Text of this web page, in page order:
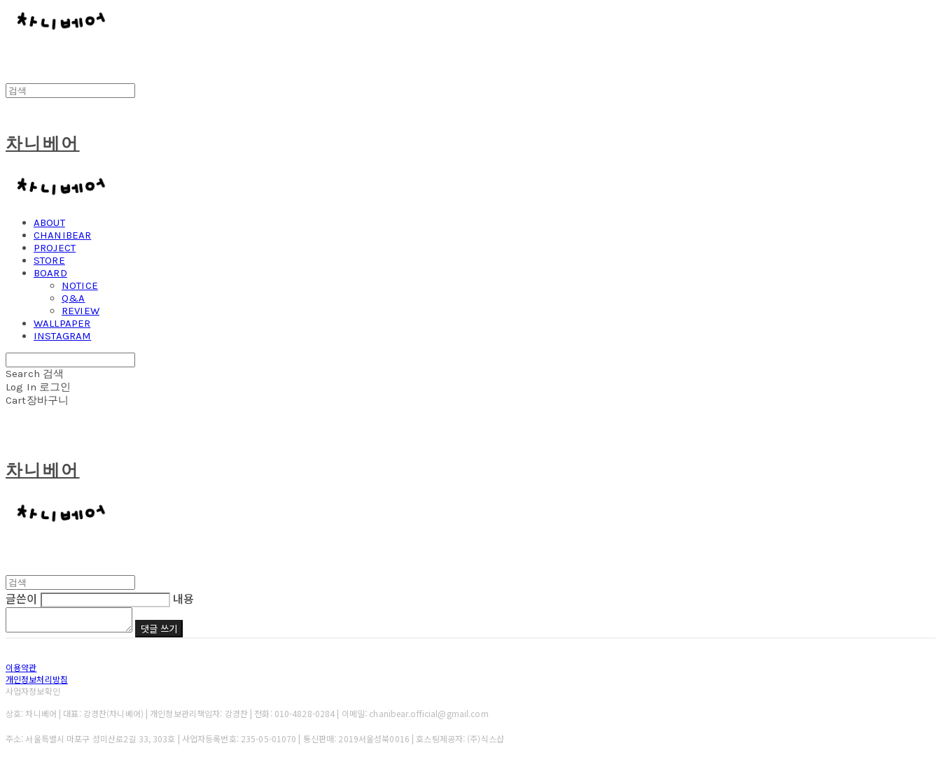
차니베어
ABOUT
CHANIBEAR
PROJECT
STORE
BOARD
NOTICE
Q&A
REVIEW
WALLPAPER
INSTAGRAM
Search 검색
Log In 로그인
Cart장바구니
차니베어
글쓴이 내용
댓글 쓰기
이용약관
개인정보처리방침
사업자정보확인
상호: 차니베어 | 대표: 강경찬(차니베어) | 개인정보관리책임자: 강경찬 | 전화: 010-4828-0284 | 이메일: chanibear.official@gmail.com
주소: 서울특별시 마포구 성미산로2길 33, 303호 | 사업자등록번호: 235-05-01070 | 통신판매: 2019서울성북0016 | 호스팅제공자: (주)식스샵